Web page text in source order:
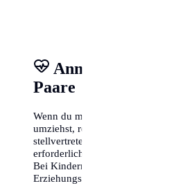
Anmeldung für
Paare
Wenn du mit deiner Familie
umziehst, reicht es oft aus, wenn
stellvertretend für alle im Amt
erforderlichen Ausweise und
Bei Kindern unter 16 Jahren
Erziehungsberechtigten die